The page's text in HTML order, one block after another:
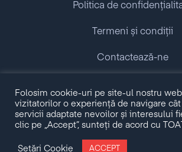
Copyright © 2009 - 2026 Ascent
All rights reserved.
Politica de
Termeni și condiții
Contactează-ne
Folosim cookie-uri pe site-ul nostru
vizitatorilor o experiență de navigare cât
servicii adaptate nevoilor și interesului
clic pe „Accept”, sunteți de acord cu
Setări Cookie ACCEPT